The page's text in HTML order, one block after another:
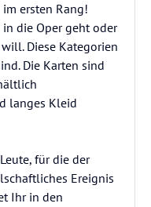
ersten Rang!
die Oper geht oder
Diese Kategorien
Die Karten sind
langes Kleid
für die der
Ereignis
Ihr in den